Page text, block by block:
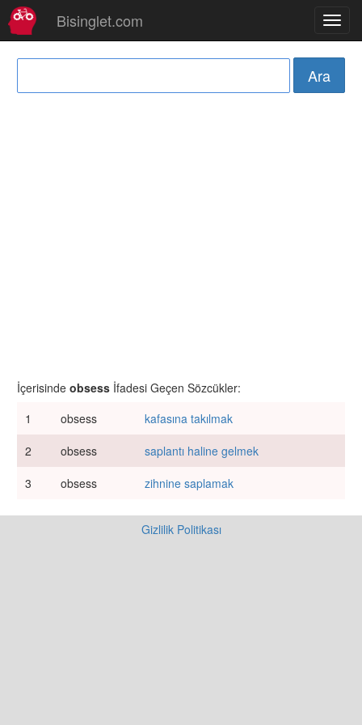
Bisinglet.com
İçerisinde obsess İfadesi Geçen Sözcükler:
1
obsess
kafasına takılmak
2
obsess
saplantı haline gelmek
3
obsess zihnine saplamak
Gizlilik Politikası